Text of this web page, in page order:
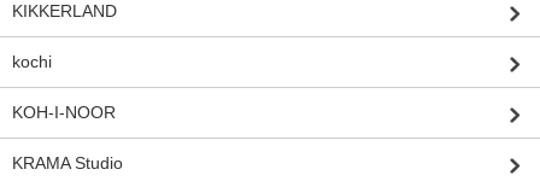
KIKKERLAND
kochi
KOH-I-NOOR
KRAMA Studio